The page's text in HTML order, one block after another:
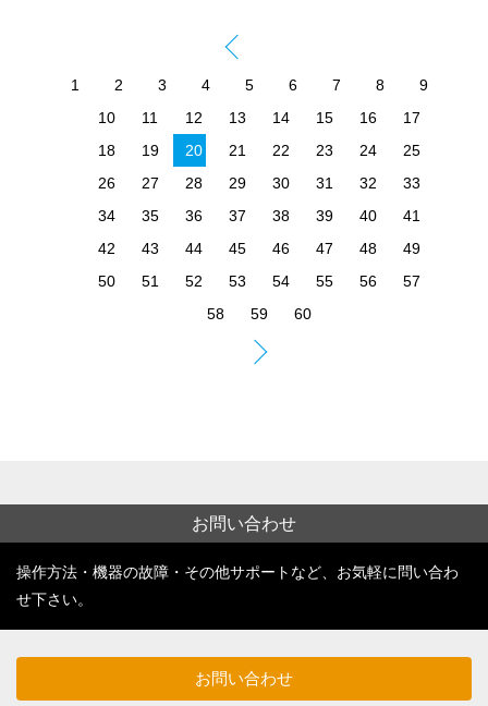
お問い合わせ
操作方法・機器の故障・その他サポートなど、お気軽に問い合わ
せ下さい。
お問い合わせ